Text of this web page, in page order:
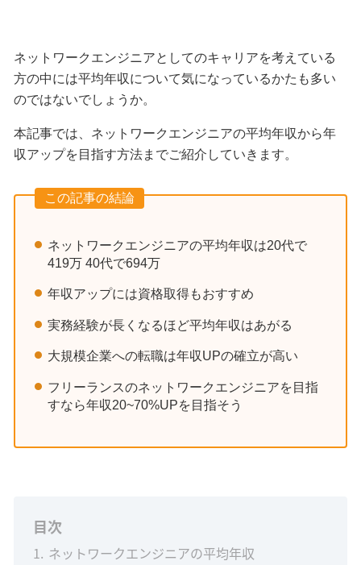
ネットワークエンジニアとしてのキャリアを考えている
方の中には平均年収について気になっているかたも多い
のではないでしょうか。
本記事では、ネットワークエンジニアの平均年収から年
収アップを目指す方法までご紹介していきます。
この記事の結論
ネットワークエンジニアの平均年収は20代で
419万 40代で694万
年収アップには資格取得もおすすめ
実務経験が長くなるほど平均年収はあがる
大規模企業への転職は年収UPの確立が高い
フリーランスのネットワークエンジニアを目指
すなら年収20~70%UPを目指そう
目次
1 ネットワークエンジニアの平均年収